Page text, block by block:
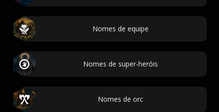
Nomes de equipe
Nomes de super-heróis
Nomes de orc